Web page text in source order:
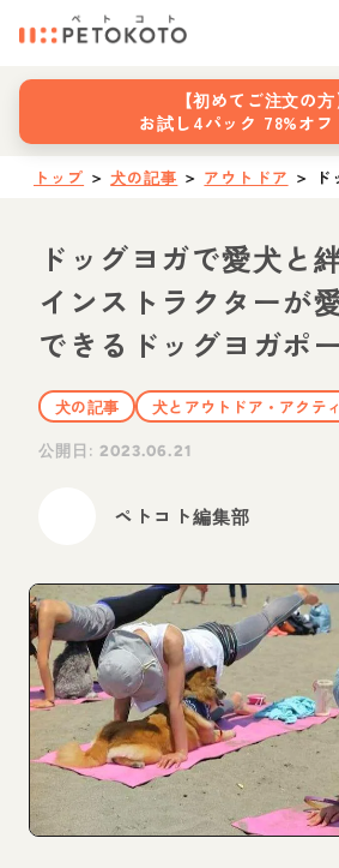
【初めてご注文の方
お試し4パック 78%オ
トップ ＞ 犬の記事 ＞ アウトドア ＞
ドッグヨガで愛犬と
インストラクターが
できるドッグヨガポ
犬の記事
犬とアウトドア・アクテ
公開日:2023.06.21
ペトコト編集部